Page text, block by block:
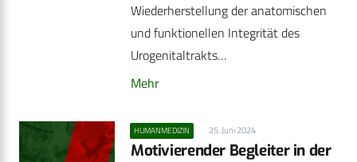
Wiederherstellung der anatomischen
und funktionellen Integrität des
Urogenitaltrakts…
Mehr
HUMANMEDIZIN 25. Juni 2024
Motivierender Begleiter in der